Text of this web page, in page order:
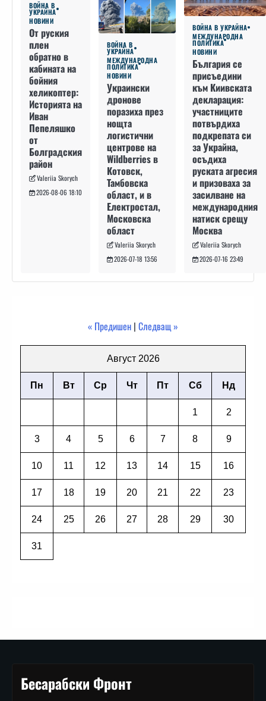
ВОЙНА В
УКРАЙНА
НОВИНИ
От руския
плен
обратно в
кабината на
бойния
хеликоптер:
Историята на
Иван
Пепеляшко
от
Болградския
район
Valeriia Skorych
2026-08-06 18:10
ВОЙНА В
УКРАЙНА
МЕЖДУНАРОДНА
ПОЛИТИКА
НОВИНИ
Украински
дронове
поразиха през
нощта
логистични
центрове на
Wildberries в
Котовск,
Тамбовска
област, и в
Електростал,
Московска
област
Valeriia Skorych
2026-07-18 13:56
ВОЙНА В УКРАЙНА
МЕЖДУНАРОДНА
ПОЛИТИКА
НОВИНИ
България се
присъедини
към Киивската
декларация:
участниците
потвърдиха
подкрепата си
за Украйна,
осъдиха
руската агресия
и призоваха за
засилване на
международния
натиск срещу
Москва
Valeriia Skorych
2026-07-16 23:49
« Предишен | Следващ »
Август 2026
Пн Вт Ср Чт Пт Сб Нд
1 2
3 4 5 6 7 8 9
10 11 12 13 14 15 16
17 18 19 20 21 22 23
24 25 26 27 28 29 30
31
Бесарабски Фронт